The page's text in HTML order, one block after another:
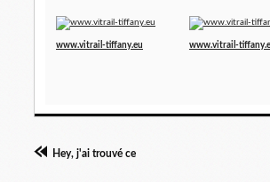
www.vitrail-tiffany.eu
www.vitrail-
Hey, j'ai trouvé ce